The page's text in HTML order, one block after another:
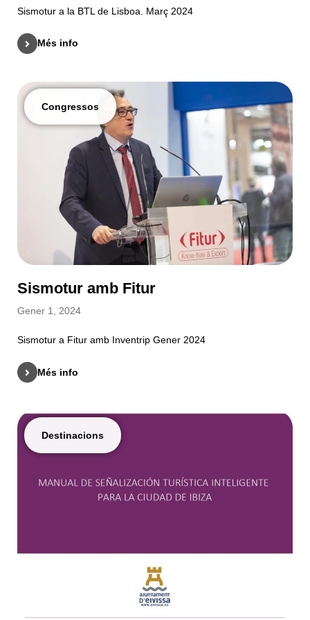
Sismotur a la BTL de Lisboa. Març 2024
Més info
Sismotur amb Fitur
Gener 1, 2024
Sismotur a Fitur amb Inventrip Gener 2024
Més info
Congressos
Destinacions